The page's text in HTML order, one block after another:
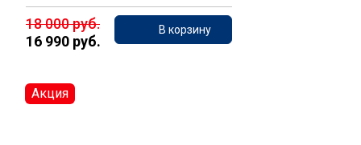
18 000 руб.
16 990 руб.
В корзину
Акция